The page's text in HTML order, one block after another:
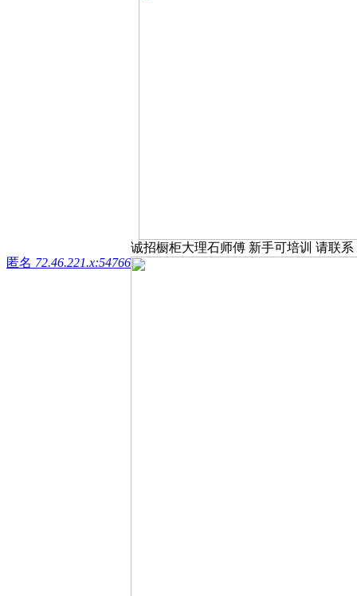
匿名 72.46.221.x:54766
诚招橱柜大理石师傅 新手可培训 请联系